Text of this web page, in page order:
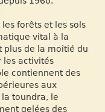
forêts et les sols
vital à la
plus de la moitié du
les activités
contiennent des
aux
toundra, le
gelées des